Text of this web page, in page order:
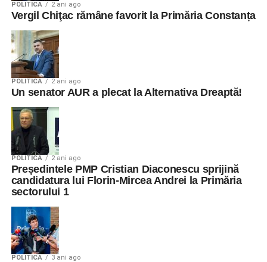
POLITICA 2 ani ago
Vergil Chiţac rămâne favorit la Primăria Constanța
POLITICA 2 ani ago
Un senator AUR a plecat la Alternativa Dreaptă!
POLITICA 2 ani ago
Președintele PMP Cristian Diaconescu sprijină
candidatura lui Florin-Mircea Andrei la Primăria
sectorului 1
POLITICA 3 ani ago